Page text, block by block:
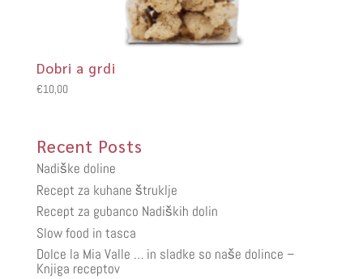
Dobri a grdi
€10,00
Recent Posts
Nadiške doline
Recept za kuhane štruklje
Recept za gubanco Nadiških dolin
Slow food in tasca
Dolce la Mia Valle … in sladke so naše dolince –
Knjiga receptov